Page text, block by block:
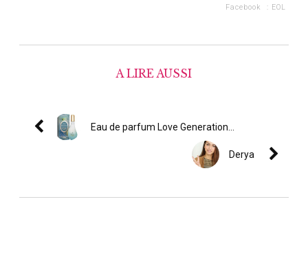
Facebook : EOL
A LIRE AUSSI
Eau de parfum Love Generation...
Derya